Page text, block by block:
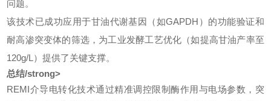
问题。
该技术已成功应用于甘油代谢基因（如GAPDH）的功能验证和
耐高渗突变体的筛选，为工业发酵工艺优化（如提高甘油产率至
120g/L）提供了关键支撑。
总结/strong>
REMI介导电转化技术通过精准调控限制酶作用与电场参数，突